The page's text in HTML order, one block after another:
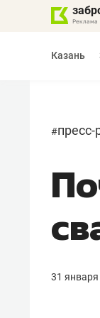
Казань
#
31